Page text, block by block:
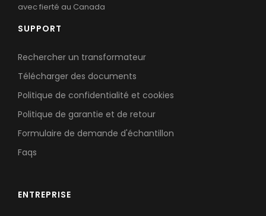
avec fierté au Canada
SUPPORT
Rechercher un transformateur
Télécharger des documents
Politique de confidentialité et cookies
Politique de garantie et de retour
Formulaire de demande d'échantillon
Faqs
ENTREPRISE